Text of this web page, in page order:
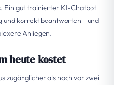
Ein gut trainierter KI-Chatbot
und korrekt beantworten - und
Anliegen.
heute kostet
zugänglicher als noch vor zwei